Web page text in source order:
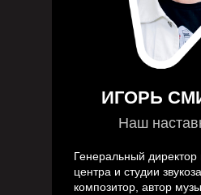
Наш
Генеральный директор
центра и студии
композитор, автор
ИГОРЬ
НАШИ ПРОЕКТЫ